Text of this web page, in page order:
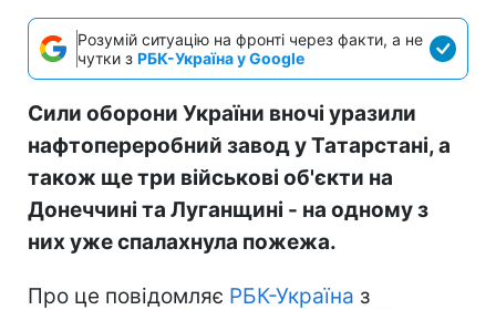
Розумій ситуацію на фронті через факти, а не
чутки з РБК-Україна у Google
Сили оборони України вночі уразили
нафтопереробний завод у Татарстані, а
також ще три військові об'єкти на
Донеччині та Луганщині - на одному з
них уже спалахнула пожежа.
Про це повідомляє РБК-Україна з